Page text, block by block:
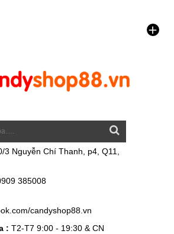
3 Nguyễn Chí Thanh, p4, Q11,
385008
candyshop88.vn
: T2-T7 9:00 - 19:30 & CN